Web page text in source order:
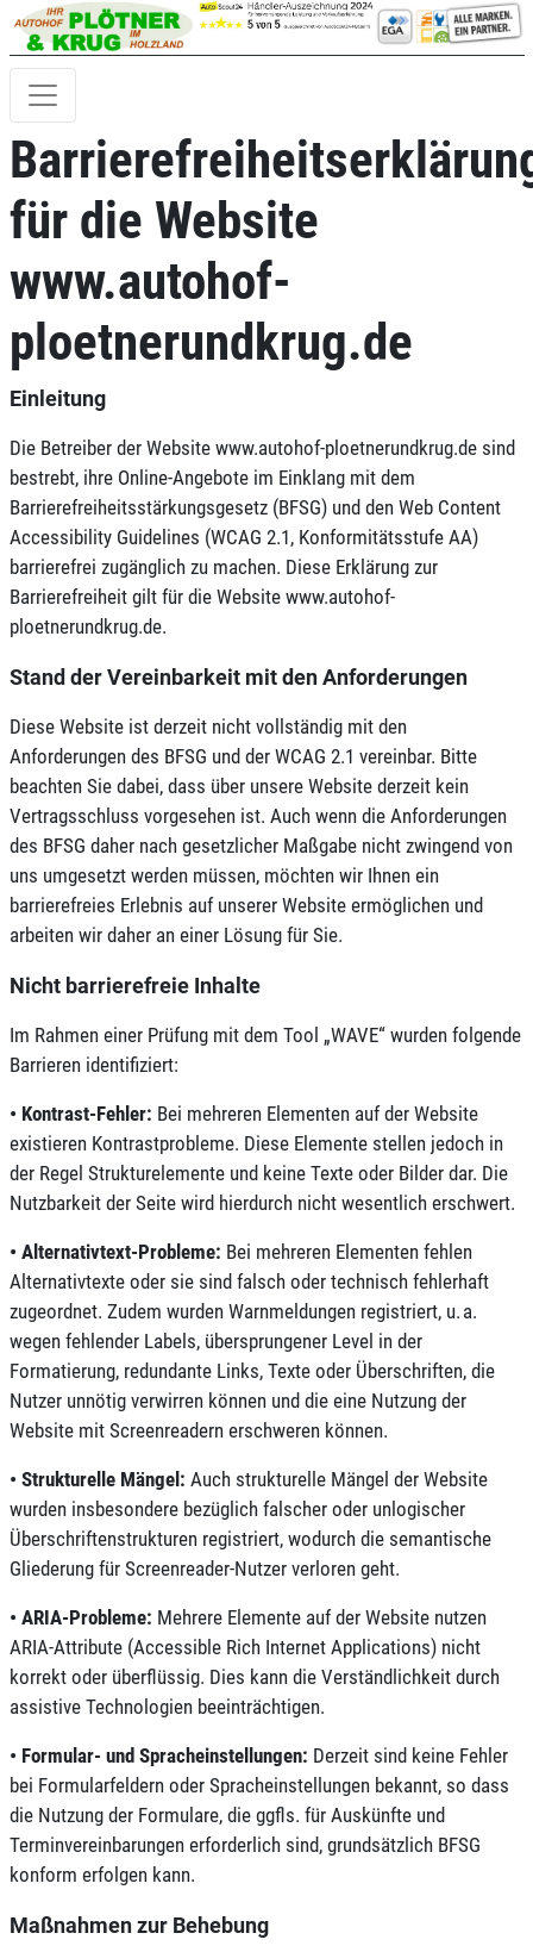
für die Website
www.autohof-
ploetnerundkrug.de
Einleitung
Die Betreiber der Website www.autohof-ploetnerundkrug.de sind
bestrebt, ihre Online-Angebote im Einklang mit dem
Barrierefreiheitsstärkungsgesetz (BFSG) und den Web Content
Accessibility Guidelines (WCAG 2.1, Konformitätsstufe AA)
barrierefrei zugänglich zu machen. Diese Erklärung zur
Barrierefreiheit gilt für die Website www.autohof-
ploetnerundkrug.de.
Stand der Vereinbarkeit mit den Anforderungen
Diese Website ist derzeit nicht vollständig mit den
Anforderungen des BFSG und der WCAG 2.1 vereinbar. Bitte
beachten Sie dabei, dass über unsere Website derzeit kein
Vertragsschluss vorgesehen ist. Auch wenn die Anforderungen
des BFSG daher nach gesetzlicher Maßgabe nicht zwingend von
uns umgesetzt werden müssen, möchten wir Ihnen ein
barrierefreies Erlebnis auf unserer Website ermöglichen und
arbeiten wir daher an einer Lösung für Sie.
Nicht barrierefreie Inhalte
Im Rahmen einer Prüfung mit dem Tool „WAVE“ wurden folgende
Barrieren identifiziert:
• Kontrast-Fehler: Bei mehreren Elementen auf der Website
existieren Kontrastprobleme. Diese Elemente stellen jedoch in
der Regel Strukturelemente und keine Texte oder Bilder dar. Die
Nutzbarkeit der Seite wird hierdurch nicht wesentlich erschwert.
• Alternativtext-Probleme: Bei mehreren Elementen fehlen
Alternativtexte oder sie sind falsch oder technisch fehlerhaft
zugeordnet. Zudem wurden Warnmeldungen registriert, u. a.
wegen fehlender Labels, übersprungener Level in der
Formatierung, redundante Links, Texte oder Überschriften, die
Nutzer unnötig verwirren können und die eine Nutzung der
Website mit Screenreadern erschweren können.
• Strukturelle Mängel: Auch strukturelle Mängel der Website
wurden insbesondere bezüglich falscher oder unlogischer
Überschriftenstrukturen registriert, wodurch die semantische
Gliederung für Screenreader-Nutzer verloren geht.
• ARIA-Probleme: Mehrere Elemente auf der Website nutzen
ARIA-Attribute (Accessible Rich Internet Applications) nicht
korrekt oder überflüssig. Dies kann die Verständlichkeit durch
assistive Technologien beeinträchtigen.
• Formular- und Spracheinstellungen: Derzeit sind keine Fehler
bei Formularfeldern oder Spracheinstellungen bekannt, so dass
die Nutzung der Formulare, die ggfls. für Auskünfte und
Terminvereinbarungen erforderlich sind, grundsätzlich BFSG
konform erfolgen kann.
Maßnahmen zur Behebung